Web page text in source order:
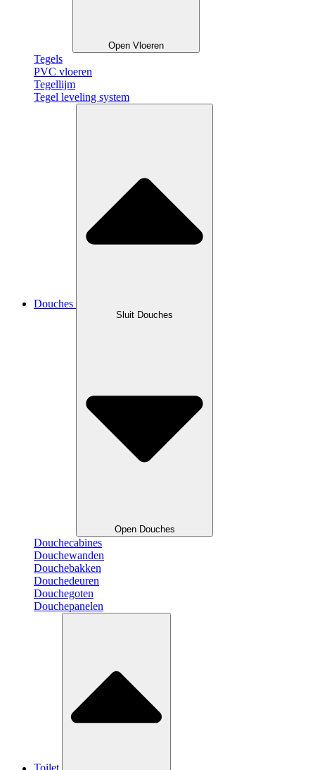
Open Vloeren
Tegels
PVC vloeren
Tegellijm
Tegel leveling system
Douches
Sluit Douches
Open Douches
Douchecabines
Douchewanden
Douchebakken
Douchedeuren
Douchegoten
Douchepanelen